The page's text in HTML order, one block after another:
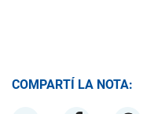
COMPARTÍ LA NOTA: